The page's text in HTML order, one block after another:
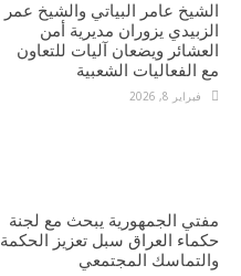
الشيخ عامر البياتي والشيخ عمر
الزبيدي يزوران مديرية أمن
العشائر ويضعان آليات للتعاون
مع الفعاليات الشعبية
فبراير 8, 2026
مفتي الجمهورية يبحث مع لجنة
حكماء العراق سبل تعزيز الحكمة
والتماسك المجتمعي